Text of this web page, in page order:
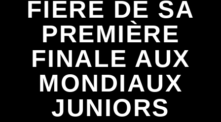
FIÈRE DE SA
PREMIÈRE
FINALE AUX
MONDIAUX
JUNIORS